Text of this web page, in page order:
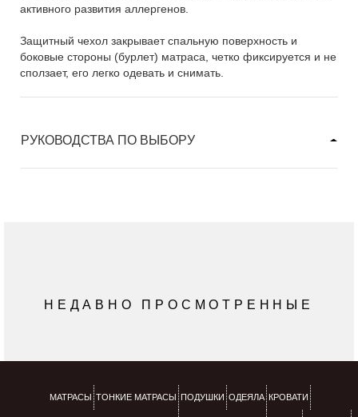
активного развития аллергенов.
Защитный чехол закрывает спальную поверхность и
боковые стороны (бурлет) матраса, четко фиксируется и не
сползает, его легко одевать и снимать.
РУКОВОДСТВА ПО ВЫБОРУ
НЕДАВНО ПРОСМОТРЕННЫЕ
МАТРАСЫ ТОНКИЕ МАТРАСЫ ПОДУШКИ ОДЕЯЛА КРОВАТИ